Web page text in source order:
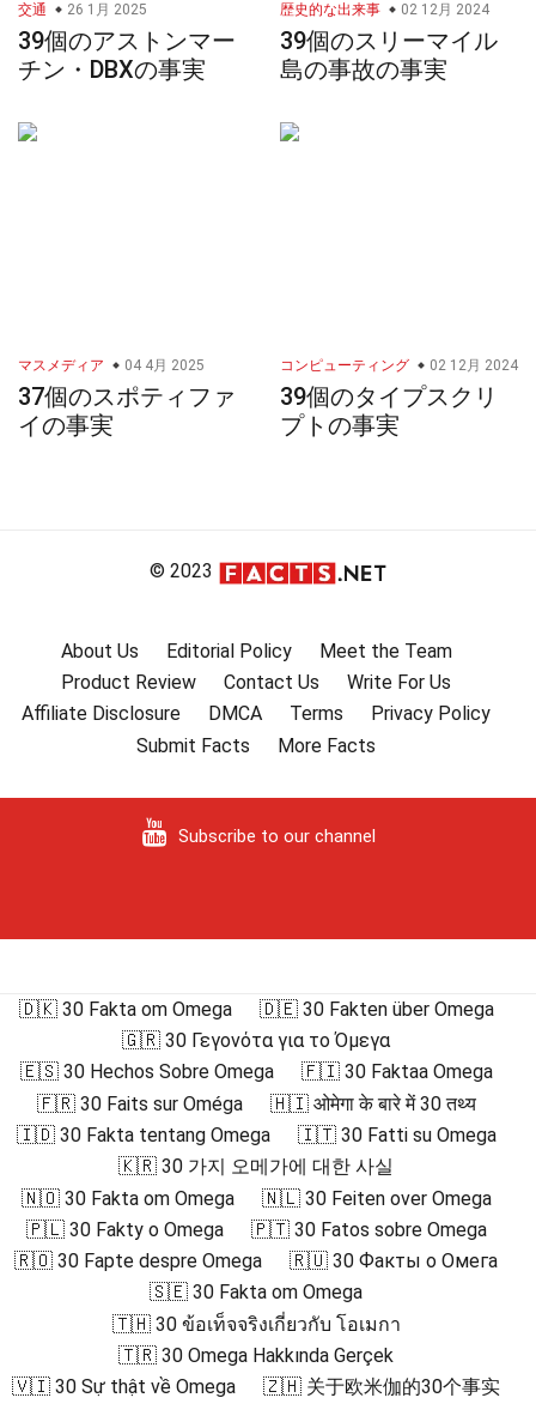
交通 26 1月 2025
39個のアストンマー
チン・DBXの事実
歴史的な出来事 02 12月 2024
39個のスリーマイル
島の事故の事実
マスメディア 04 4月 2025
37個のスポティファ
イの事実
コンピューティング 02 12月 2024
39個のタイプスクリ
プトの事実
© 2023
About Us Editorial Policy
Meet the Team
Product Review
Contact Us
Write For Us
Affiliate Disclosure
DMCA Terms
Privacy Policy
Submit Facts
More Facts
Subscribe to our channel
🇩🇰 30 Fakta om Omega
🇩🇪 30 Fakten über Omega
🇬🇷 30 Γεγονότα για το Όμεγα
🇪🇸 30 Hechos Sobre Omega
🇫🇮 30 Faktaa Omega
🇫🇷 30 Faits sur Oméga
🇭🇮 ओमेगा के बारे में 30 तथ्य
🇮🇩 30 Fakta tentang Omega
🇮🇹 30 Fatti su Omega
🇰🇷 30 가지 오메가에 대한 사실
🇳🇴 30 Fakta om Omega
🇳🇱 30 Feiten over Omega
🇵🇱 30 Fakty o Omega
🇵🇹 30 Fatos sobre Omega
🇷🇴 30 Fapte despre Omega
🇷🇺 30 Факты о Омега
🇸🇪 30 Fakta om Omega
🇹🇭 30 ข้อเท็จจริงเกี่ยวกับ โอเมกา
🇹🇷 30 Omega Hakkında Gerçek
🇻🇮 30 Sự thật về Omega
🇿🇭 关于欧米伽的30个事实